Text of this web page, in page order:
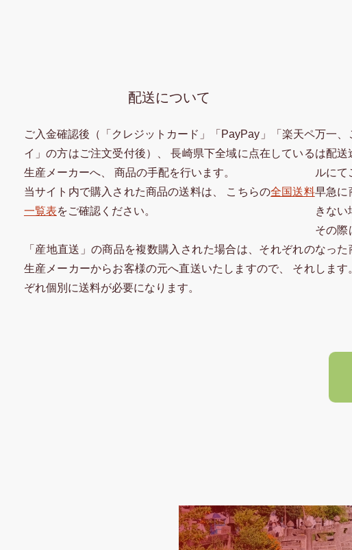
配送について
ご入金確認後（「クレジットカード」「PayPay」「楽天ペ
イ」の方はご注文受付後）、 長崎県下全域に点在している
生産メーカーへ、 商品の手配を行います。
当サイト内で購入された商品の送料は、 こちらの全国送料
一覧表をご確認ください。
「産地直送」の商品を複数購入された場合は、それぞれの
生産メーカーからお客様の元へ直送いたしますので、 それ
ぞれ個別に送料が必要になります。
万一、
は配送
ルにて
早急に
きない
その際
なった
します